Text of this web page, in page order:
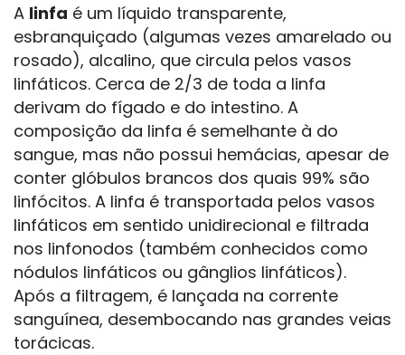
A linfa é um líquido transparente,
esbranquiçado (algumas vezes amarelado ou
rosado), alcalino, que circula pelos vasos
linfáticos. Cerca de 2/3 de toda a linfa
derivam do fígado e do intestino. A
composição da linfa é semelhante à do
sangue, mas não possui hemácias, apesar de
conter glóbulos brancos dos quais 99% são
linfócitos. A linfa é transportada pelos vasos
linfáticos em sentido unidirecional e filtrada
nos linfonodos (também conhecidos como
nódulos linfáticos ou gânglios linfáticos).
Após a filtragem, é lançada na corrente
sanguínea, desembocando nas grandes veias
torácicas.